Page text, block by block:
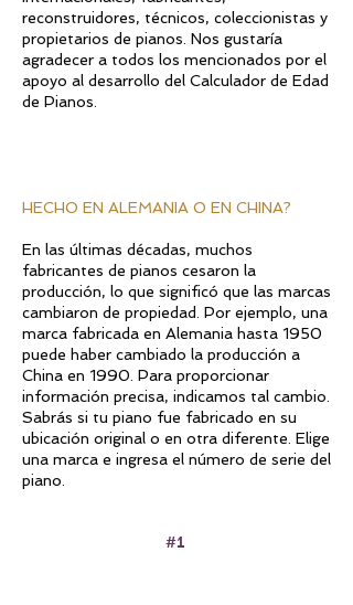
reconstruidores, técnicos, coleccionistas y
propietarios de pianos. Nos gustaría
agradecer a todos los mencionados por el
apoyo al desarrollo del Calculador de Edad
de Pianos.
HECHO EN ALEMANIA O EN CHINA?
En las últimas décadas, muchos
fabricantes de pianos cesaron la
producción, lo que significó que las marcas
cambiaron de propiedad. Por ejemplo, una
marca fabricada en Alemania hasta 1950
puede haber cambiado la producción a
China en 1990. Para proporcionar
información precisa, indicamos tal cambio.
Sabrás si tu piano fue fabricado en su
ubicación original o en otra diferente. Elige
una marca e ingresa el número de serie del
piano.
#1